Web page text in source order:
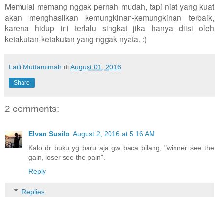
Memulai memang nggak pernah mudah, tapi niat yang kuat
akan menghasilkan kemungkinan-kemungkinan terbaik,
karena hidup ini terlalu singkat jika hanya diisi oleh
ketakutan-ketakutan yang nggak nyata. :)
Laili Muttamimah diAugust 01, 2016
Share
2 comments:
Elvan Susilo August 2, 2016 at 5:16 AM
Kalo dr buku yg baru aja gw baca bilang, "winner see the
gain, loser see the pain".
Reply
Replies